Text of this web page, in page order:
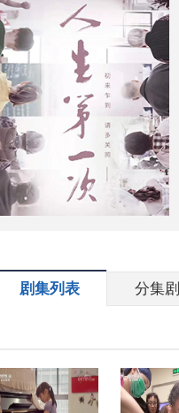
剧集列表 分集